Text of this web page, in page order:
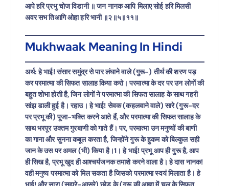
आपे हरि प्रभु चोज विडानी ॥ जन नानक आपि मिलाए सोई हरि मिलसी
अवर सभ तिआगि ओहा हरि भानी ॥२॥५॥११॥
Mukhwaak Meaning In Hindi
अर्थ: हे भाई! संसार समुंद्र से पार लंघाने वाले (गुरू-) तीर्थ की शरण पड़
कर परमात्मा की सिफत सालाह किया करो। परमात्मा के दर पर उन लोगों की
बहुत शोभा होती है, जिन लोगों ने परमात्मा की सिफत सालाह के साथ गहरी
सांझ डाली हुई है। रहाउ। हे भाई! सेवक (कहलवाने वाले) सारे (गुरू-दर
पर प्रभू की) पूजा-भक्ति करने आते हैं, और परमात्मा की सिफत सालाह के
साथ भरपूर उक्तम गुरबाणी को गाते हैं। पर, परमात्मा उन मनुष्यों की बाणी
का गाना और सुनना कबूल करता है, जिन्होंने गुरू के हुकम को बिल्कुल सही
जान के उस पर अमल (भी) किया है।1। हे भाई! प्रभू आप ही गुरू है, आप
ही सिख है, प्रभू खुद ही आश्चर्यजनक तमाशे करने वाला है। हे दास नानक!
वही मनुष्य परमात्मा को मिल सकता है जिसको परमात्मा स्वयं मिलाता है। हे